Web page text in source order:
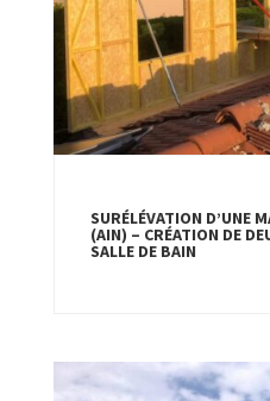
SURÉLÉVATION D’UNE
(AIN) – CRÉATION DE
SALLE DE BAIN